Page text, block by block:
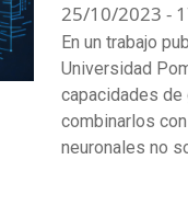
25/10/2023 -
En un trabajo
Universidad
capacidades de
combinarlos
neuronales no